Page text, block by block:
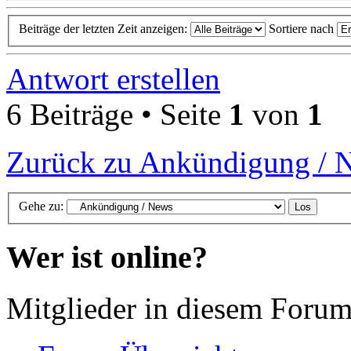
Beiträge der letzten Zeit anzeigen: Sortiere nach
Antwort erstellen
6 Beiträge • Seite 1 von 1
Zurück zu Ankündigung /
Gehe zu:
Wer ist online?
Mitglieder in diesem